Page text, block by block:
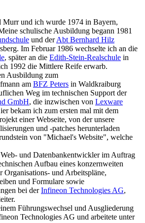
und ich wurde 1974 in Bayern,
schulische Ausbildung begann 1981
und derAbt Bernhard Hilz
Im Februar 1986 wechselte ich an die
, später an die Edith-Stein-Realschule in
1992 die Mittlere Reife erwarb.
Ausbildung zum
am BFZ Peters in Waldkraiburg
Weg im technischen Support der
GmbH, die inzwischen von Lexware
bekam ich zum ersten mal mit dem
einer Webseite, von der unsere
und -patches herunterladen
von "Michael's Website", welche
und Datenbankentwickler im Auftrag
Aufbau eines konzernweiten
Organisations- und Arbeitspläne,
und Formulare sowie
bei derInfineon Technologies AG,
Führungswechsel und Ausgliederung
Technologies AG und arbeitete unter